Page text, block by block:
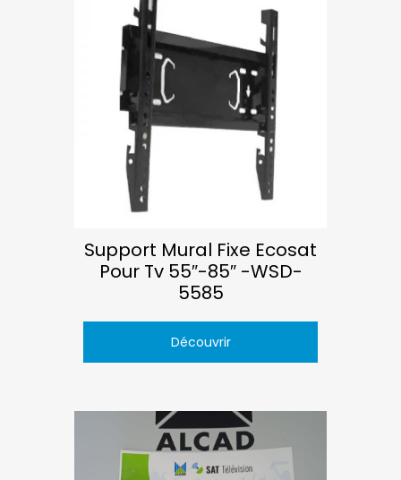
Support Mural Fixe Ecosat
Pour Tv 55″-85″ -WSD-
5585
Découvrir